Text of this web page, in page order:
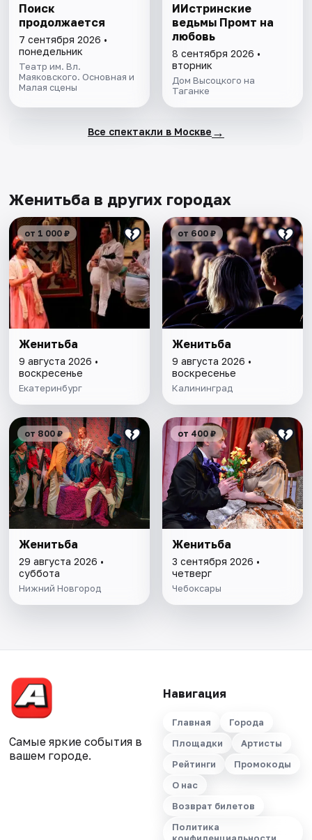
Поиск
продолжается
7 сентября 2026 •
понедельник
Театр им. Вл.
Маяковского. Основная и
Малая сцены
ИИстринские
ведьмы Промт на
любовь
8 сентября 2026 •
вторник
Дом Высоцкого на
Таганке
Все спектакли в Москве →
Женитьба в других городах
от 1 000 ₽
Женитьба
9 августа 2026 •
воскресенье
Екатеринбург
от 600 ₽
Женитьба
9 августа 2026 •
воскресенье
Калининград
от 800 ₽
Женитьба
29 августа 2026 •
суббота
Нижний Новгород
от 400 ₽
Женитьба
3 сентября 2026 •
четверг
Чебоксары
Самые яркие события в
вашем городе.
Навигация
Главная
Города
Площадки
Артисты
Рейтинги
Промокоды
О нас
Возврат билетов
Политика